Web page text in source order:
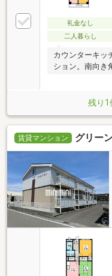
礼金なし
二人暮らし
カウンターキッ
ション。南向き
残り1
賃貸マンション グリー